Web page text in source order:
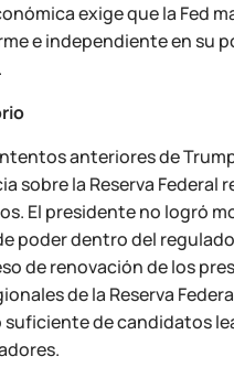
exige que la Fed
e independiente en su
anteriores de
sobre la Reserva Federal
El presidente no logró
poder dentro del
de renovación de los
de la Reserva
suficiente de candidatos